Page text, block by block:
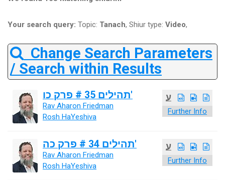
Your search query: Topic: Tanach, Shiur type: Video,
Change Search Parameters
/ Search within Results
ע
Further Info
תהילים 35 # פרק כו'
Rav Aharon Friedman
Rosh HaYeshiva
ע
Further Info
תהילים 34 # פרק כה'
Rav Aharon Friedman
Rosh HaYeshiva